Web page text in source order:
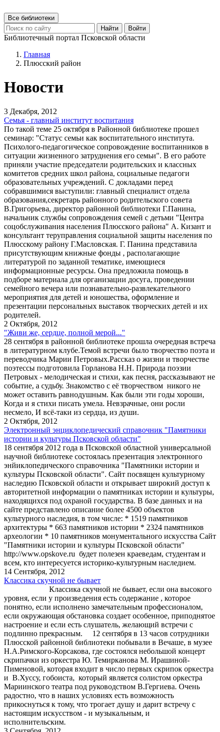
Все библиотеки
Найти
Войти
Библиотечный портал Псковской области
Главная
Плюсский район
Новости
3 Декабря, 2012
Семья - главный институт воспитания
По такой теме 25 октября в Районной библиотеке прошел
семинар: "Статус семьи как воспитательного института.
Психолого-педагогическое сопровождение воспитанников в
ситуации жизненного затруднения его семьи". В его работе
приняли участие председатели родительских и классных
комитетов средних школ района, социальные педагоги
образовательных учреждений. С докладами перед
собравшимися выступили: главный специалист отдела
образования,секретарь районного родительского совета
В.Григорьева, директор районной библиотеки Г.Панина,
начальник службы сопровождения семей с детьми "Центра
соцобслуживания населения Плюсского района" А. Кизант и
консультант теруправления социальной защиты населения по
Плюсскому району Г.Масловская. Г. Панина представила
присутствующим книжные фонды , располагающие
литературой по заданной тематике, имеющиеся
информационные ресурсы. Она предложила помощь в
подборе материала для организации досуга, проведении
семейного вечера или познавательно-развлекательного
мероприятия для детей и юношества, оформление и
презентации персональных выставок творческих детей и их
родителей.
2 Октября, 2012
"Живи же, сердце, полной мерой..."
28 сентября в районной библиотеке прошла очередная встреча
в литературном клубе.Темой встречи было творчество поэта и
переводчика Марии Петровых.Рассказ о жизни и творчестве
поэтессы подготовила Горланова Н.Н. Природа поэзии
Петровых - мелодическая и стихи, как песня, рассказывают не
событие, а судьбу. Знакомство с её творчеством никого не
может оставить равнодушным. Как были эти годы хороши,
Когда и я стихи писать умела. Невзрачные, они росли
несмело, И всё-таки из сердца, из души.
2 Октября, 2012
Электронный энциклопедический справочник "Памятники
истории и культуры Псковской области"
18 сентября 2012 года в Псковской областной универсальной
научной библиотеке состоялась презентация электронного
энйиклопедического справочника "Памятники истории и
культуры Псковской области". Сайт посвящен культурному
наследию Псковской области и открывает широкий доступ к
авторитетной информации о памятниках истории и культуры,
находящихся под охраной государства. В базе данных и на
сайте представлено описание более 4500 объектов
культурного наследия, в том числе: * 1519 памятников
архитектуры * 663 памятников истории * 2324 памятников
археологии * 10 памятников монументального искусства Сайт
"Памятники истории и культуры Псковской области"
http://www.opskove.ru будет полезен краеведам, студентам и
всем, кто интересуется историко-культурным наследием.
14 Сентября, 2012
Классика скучной не бывает
Классика скучной не бывает, если она высокого
уровня, если у произведения есть содержание , которое
понятно, если исполнено замечательным профессионалом,
если окружающая обстановка создает особенное, приподнятое
настроение и если есть слушатель, желающий встречи с
подлинно прекрасным. 12 сентября в 13 часов сотрудники
Плюсской районной библиотеки побывали в Вечаше, в музее
Н.А.Римского-Корсакова, где состоялся небольшой концерт
скрипачки из оркестра Ю. Темирканова М. Ирашиной-
Пименовой, которая входит в число первых скрипок оркестра
и В.Хуссу, гобоиста, который является солистом оркестра
Мариинского театра под руководством В.Гергиева. Очень
радостно, что в наших условиях есть возможность
прикоснуться к тому, что трогает душу и дарит встречу с
настоящим искусством - и музыкальным, и
исполнительским.